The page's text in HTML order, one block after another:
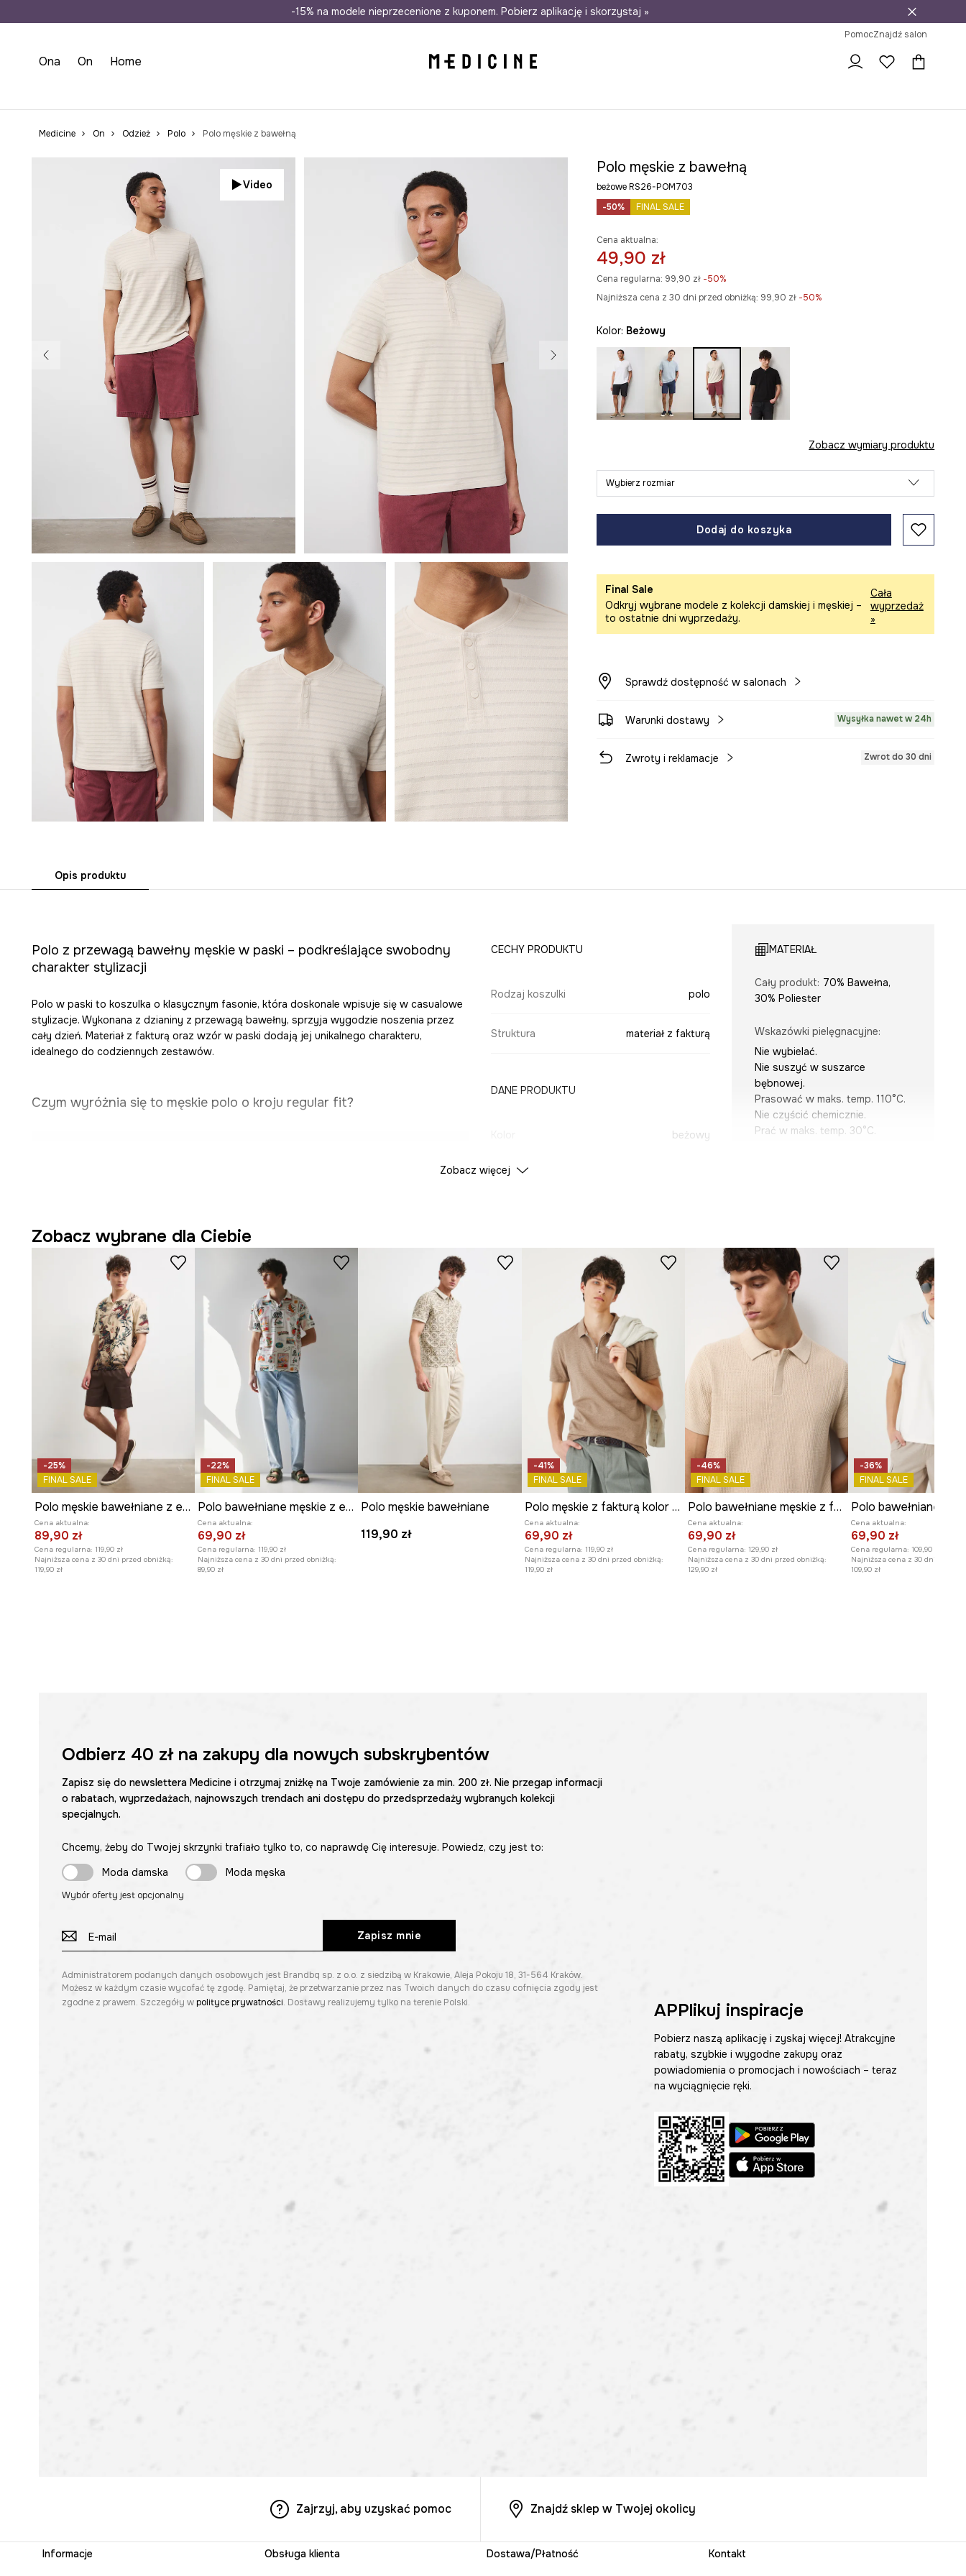
Wysyłka nawet w 24h Darmowa dostawa do salonów 30 dni na zwrot
-15% na modele nieprzecenione z kuponem. Pobierz aplikację i skorzystaj »
PomocZnajdź salon
Ona On Home
Medicine On Odzież Polo Polo męskie z bawełną
Video
Polo męskie z bawełną
beżowe RS26-POM703
-50%
FINAL SALE
Cena aktualna:
49,90 zł
Cena regularna: 99,90 zł-50%
Najniższa cena z 30 dni przed obniżką: 99,90 zł -50%
Kolor: beżowy
Zobacz wymiary produktu
Wybierz rozmiar
Dodaj do koszyka
Final Sale
Odkryj wybrane modele z kolekcji damskiej i męskiej –
to ostatnie dni wyprzedaży.
Cała
wyprzedaż
»
Sprawdź dostępność w salonach
Warunki dostawy Wysyłka nawet w 24h
Zwroty i reklamacje Zwrot do 30 dni
Opis produktu
Polo z przewagą bawełny męskie w paski – podkreślające swobodny
charakter stylizacji
Polo w paski to koszulka o klasycznym fasonie, która doskonale wpisuje się w casualowe
stylizacje. Wykonana z dzianiny z przewagą bawełny, sprzyja wygodzie noszenia przez
cały dzień. Materiał z fakturą oraz wzór w paski dodają jej unikalnego charakteru,
idealnego do codziennych zestawów.
Czym wyróżnia się to męskie polo o kroju regular fit?
przyjemny w dotyku i oddychający.
Dekolt ze stójką i zapięciem na zatrzaskidodaje koszulce elegancji i
podkreśla jej klasyczny charakter.
Materiał z fakturąwzbogaca wygląd koszulki, nadając jej subtelnej głębi.
Wzór w paskinadaje koszulce dynamicznego wyglądu i modnego akcentu.
Styl casualowydoskonale wpisuje się w codzienne, luźne zestawy ubrań.
CECHY PRODUKTU
Rodzaj koszulki polo
Struktura materiał z fakturą
DANE PRODUKTU
beżowy
ID Produktu
MATERIAŁ
Cały produkt: 70% Bawełna,
30% Poliester
Wskazówki pielęgnacyjne:
Nie wybielać.
Nie suszyć w suszarce
bębnowej.
Prasować w maks. temp. 110°C.
Nie czyścić chemicznie.
Prać w maks. temp. 30°C.
WYMIARY
Szerokość pod pachami
cm
Wymiary podane dla rozmiaru
M.
Model na zdjęciu ma 186 cm
wzrostu i ma na sobie rozmiar L.
Zobacz wymiary produktu
Zobacz więcej
Zobacz wybrane dla Ciebie
-25%
FINAL SALE
Polo męskie bawełniane z elastanem
Cena aktualna:
89,90 zł
Cena regularna: 119,90 zł
Najniższa cena z 30 dni przed obniżką:
119,90 zł
-22%
FINAL SALE
Polo bawełniane męskie z elastanem wzorzyste kolor beżowy
Cena aktualna:
69,90 zł
Cena regularna: 119,90 zł
Najniższa cena z 30 dni przed obniżką:
89,90 zł
Polo męskie bawełniane
119,90 zł
-41%
FINAL SALE
Polo męskie z fakturą kolor beżowy
Cena aktualna:
69,90 zł
Cena regularna: 119,90 zł
Najniższa cena z 30 dni przed obniżką:
119,90 zł
-46%
FINAL SALE
Polo bawełniane męskie z fakturą
Cena aktualna:
69,90 zł
Cena regularna: 129,90 zł
Najniższa cena z 30 dni przed obniżką:
129,90 zł
-36%
FINAL SALE
Cena aktualna:
69,90 zł
Cena regularna: 109,90 zł
Najniższa cena z 30 dni przed
109,90 zł
Odbierz 40 złna zakupy dla nowych subskrybentów
Zapisz się do newslettera Medicine i otrzymaj zniżkę na Twoje zamówienie za min. 200 zł. Nie przegap informacji
o rabatach, wyprzedażach, najnowszych trendach ani dostępu do przedsprzedaży wybranych kolekcji
specjalnych.
Chcemy, żeby do Twojej skrzynki trafiało tylko to, co naprawdę Cię interesuje. Powiedz, czy jest to:
Moda damska
Moda męska
Wybór oferty jest opcjonalny
Zapisz mnie
Administratorem podanych danych osobowych jest Brandbq sp. z o.o. z siedzibą w Krakowie, Aleja Pokoju 18, 31-564 Kraków.
Możesz w każdym czasie wycofać tę zgodę. Pamiętaj, że przetwarzanie przez nas Twoich danych do czasu cofnięcia zgody jest
zgodne z prawem. Szczegóły w polityce prywatności. Dostawy realizujemy tylko na terenie Polski. APPlikuj inspiracje
Pobierz naszą aplikację i zyskaj więcej! Atrakcyjne
rabaty, szybkie i wygodne zakupy oraz
powiadomienia o promocjach i nowościach – teraz
na wyciągnięcie ręki.
Zajrzyj, aby uzyskać pomoc Znajdź sklep w Twojej okolicy
Informacje Obsługa klienta Dostawa/Płatność Kontakt